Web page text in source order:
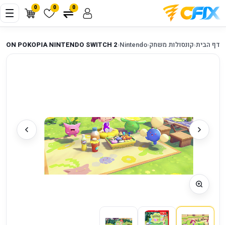
0 0 0
דף הבית‹קונסולות משחק‹
Nintendo
‹
POKOPIA NINTENDO SWITCH 2